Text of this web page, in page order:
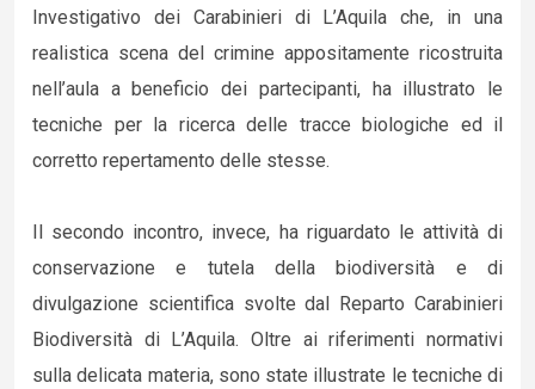
Investigativo dei Carabinieri di L’Aquila che, in una
realistica scena del crimine appositamente ricostruita
nell’aula a beneficio dei partecipanti, ha illustrato le
tecniche per la ricerca delle tracce biologiche ed il
corretto repertamento delle stesse.
Il secondo incontro, invece, ha riguardato le attività di
conservazione e tutela della biodiversità e di
divulgazione scientifica svolte dal Reparto Carabinieri
Biodiversità di L’Aquila. Oltre ai riferimenti normativi
sulla delicata materia, sono state illustrate le tecniche di